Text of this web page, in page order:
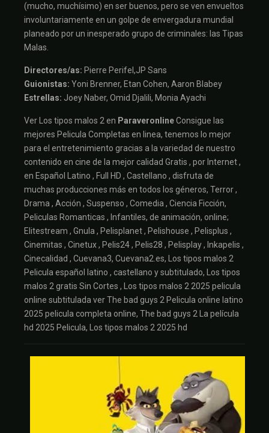
(mucho, muchísimo) en ser buenos, pero se ven envueltos
involuntariamente en un golpe de envergadura mundial
planeado por un inesperado grupo de criminales: las Tipas
Malas.
Directores/as: Pierre Perifel,JP Sans
Guionistas: Yoni Brenner, Etan Cohen, Aaron Blabey
Estrellas: Joey Naber, Omid Djalili, Monia Ayachi
Ver Los tipos malos 2 en ParaveronlineConsigue las
mejores Pelicula Completas en linea, tenemos lo mejor
para el entretenimiento gracias a la variedad de nuestro
contenido en cine de la mejor calidad Gratis , por Internet ,
en Español Latino , Full HD , Castellano , disfruta de
muchas producciones más en todos los géneros, Terror ,
Drama , Acción , Suspenso , Comedia , Ciencia Ficción,
Peliculas Romanticas , Infantiles, de animación, online;
Elitestream , Gnula , Pelisplanet , Pelishouse , Pelisplus ,
Cinemitas , Cinetux , Pelis24 , Pelis28 , Pelisplay , Inkapelis ,
Cinecalidad , Cuevana3, Cuevana2.es, Los tipos malos 2
Pelicula español latino , castellano y subtitulado, Los tipos
malos 2 gratis Sin Cortes , Los tipos malos 2 2025 pelicula
online subtitulada ver The bad guys 2 Pelicula online latino
2025 pelicula completa online, The bad guys 2 La película
hd 2025 Pelicula, Los tipos malos 2 2025 hd